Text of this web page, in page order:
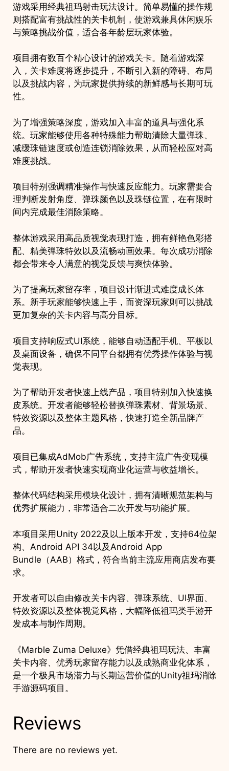
游戏采用经典祖玛射击玩法设计。简单易懂的操作规
则搭配富有挑战性的关卡机制，使游戏兼具休闲娱乐
与策略挑战价值，适合各年龄层玩家体验。
项目拥有数百个精心设计的游戏关卡。随着游戏深
入，关卡难度将逐步提升，不断引入新的障碍、布局
以及挑战内容，为玩家提供持续的新鲜感与长期可玩
性。
为了增强策略深度，游戏加入丰富的道具与强化系
统。玩家能够使用各种特殊能力帮助清除大量弹珠、
减缓珠链速度或创造连锁消除效果，从而轻松应对高
难度挑战。
项目特别强调精准操作与快速反应能力。玩家需要合
理判断发射角度、弹珠颜色以及珠链位置，在有限时
间内完成最佳消除策略。
整体游戏采用高品质视觉表现打造，拥有鲜艳色彩搭
配、精美弹珠特效以及流畅动画效果。每次成功消除
都会带来令人满意的视觉反馈与爽快体验。
为了提高玩家留存率，项目设计渐进式难度成长体
系。新手玩家能够快速上手，而资深玩家则可以挑战
更加复杂的关卡内容与高分目标。
项目支持响应式UI系统，能够自动适配手机、平板以
及桌面设备，确保不同平台都拥有优秀操作体验与视
觉表现。
为了帮助开发者快速上线产品，项目特别加入快速换
皮系统。开发者能够轻松替换弹珠素材、背景场景、
特效资源以及整体主题风格，快速打造全新品牌产
品。
项目已集成AdMob广告系统，支持主流广告变现模
式，帮助开发者快速实现商业化运营与收益增长。
整体代码结构采用模块化设计，拥有清晰规范架构与
优秀扩展能力，非常适合二次开发与功能扩展。
本项目采用Unity 2022及以上版本开发，支持64位架
构、Android API 34以及Android App
Bundle（AAB）格式，符合当前主流应用商店发布要
求。
开发者可以自由修改关卡内容、弹珠系统、UI界面、
特效资源以及整体视觉风格，大幅降低祖玛类手游开
发成本与制作周期。
《Marble Zuma Deluxe》凭借经典祖玛玩法、丰富
关卡内容、优秀玩家留存能力以及成熟商业化体系，
是一个极具市场潜力与长期运营价值的Unity祖玛消除
手游源码项目。
Reviews
There are no reviews yet.